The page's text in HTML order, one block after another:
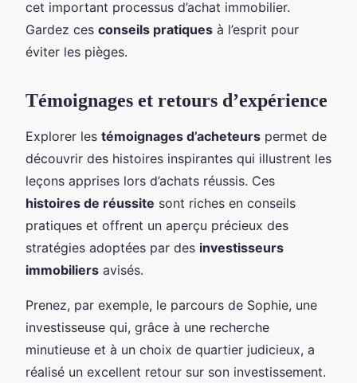
cet important processus d’achat immobilier.
Gardez ces conseils pratiques à l’esprit pour
éviter les pièges.
Témoignages et retours d’expérience
Explorer les témoignages d’acheteurs permet de
découvrir des histoires inspirantes qui illustrent les
leçons apprises lors d’achats réussis. Ces
histoires de réussite sont riches en conseils
pratiques et offrent un aperçu précieux des
stratégies adoptées par des investisseurs
immobiliers avisés.
Prenez, par exemple, le parcours de Sophie, une
investisseuse qui, grâce à une recherche
minutieuse et à un choix de quartier judicieux, a
réalisé un excellent retour sur son investissement.